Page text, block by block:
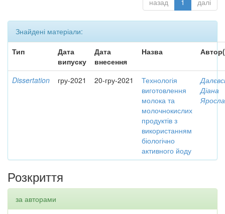
назад 1 далі
Знайдені матеріали:
Тип
Дата
випуску
Дата
внесення
Назва
Dissertation гру-2021 20-гру-2021
Технологія
виготовлення
молока та
молочнокислих
продуктів з
використанням
біологічно
активного йоду
Діана
Розкриття
за авторами